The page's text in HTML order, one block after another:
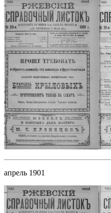
апрель 1901